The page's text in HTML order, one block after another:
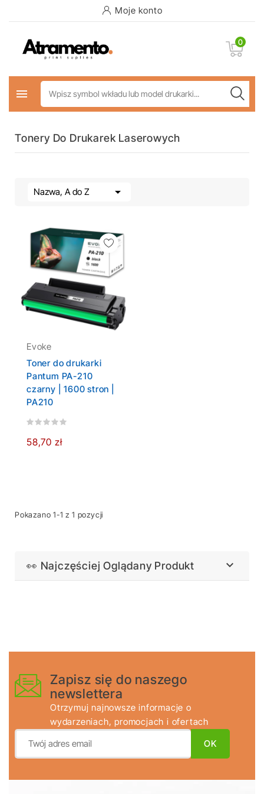
Moje konto
0

Tonery Do Drukarek Laserowych
Nazwa, A do Z 
Evoke
Toner do drukarki
Pantum PA-210
czarny | 1600 stron |
PA210
58,70 zł
Pokazano 1-1 z 1 pozycji
👀 Najczęściej Oglądany Produkt 
Zapisz się do naszego
newslettera
Otrzymuj najnowsze informacje o
wydarzeniach, promocjach i ofertach